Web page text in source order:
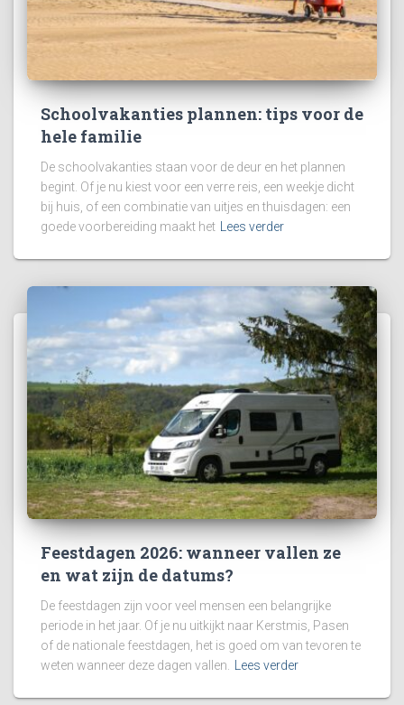
Schoolvakanties plannen: tips voor de
hele familie
De schoolvakanties staan voor de deur en het plannen
begint. Of je nu kiest voor een verre reis, een weekje dicht
bij huis, of een combinatie van uitjes en thuisdagen: een
goede voorbereiding maakt het Lees verder
Feestdagen 2026: wanneer vallen ze
en wat zijn de datums?
De feestdagen zijn voor veel mensen een belangrijke
periode in het jaar. Of je nu uitkijkt naar Kerstmis, Pasen
of de nationale feestdagen, het is goed om van tevoren te
weten wanneer deze dagen vallen. Lees verder